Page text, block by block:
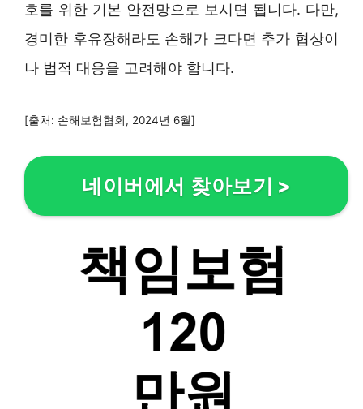
호를 위한 기본 안전망으로 보시면 됩니다. 다만,
경미한 후유장해라도 손해가 크다면 추가 협상이
나 법적 대응을 고려해야 합니다.
[출처: 손해보험협회, 2024년 6월]
네이버에서 찾아보기 >